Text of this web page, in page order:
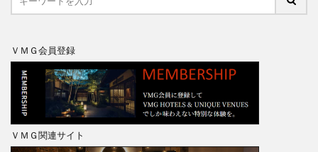
ＶＭＧ会員登録
ＶＭＧ関連サイト